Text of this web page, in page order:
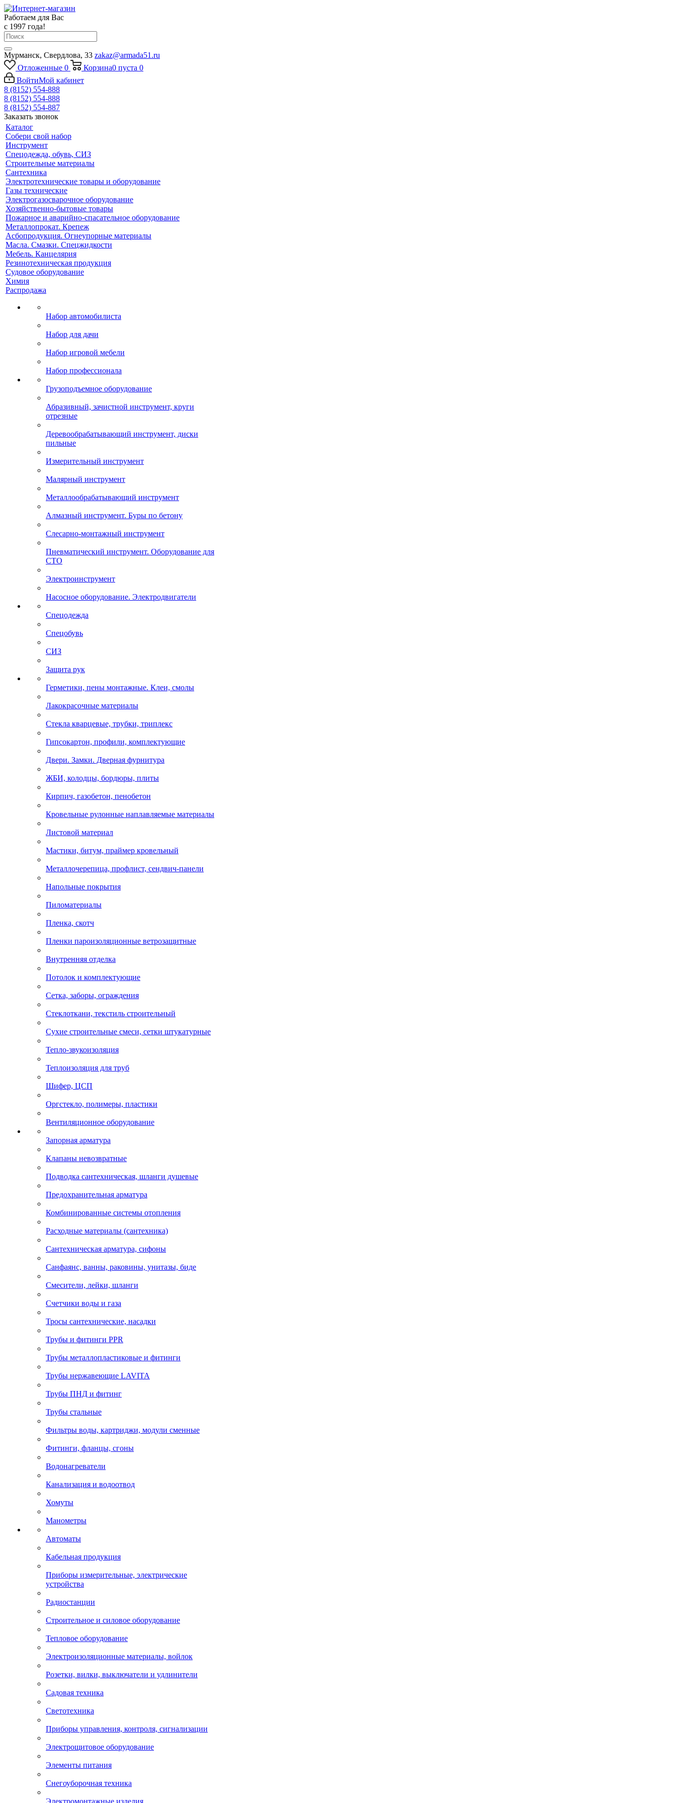
Работаем для Вас
с 1997 года!
Мурманск, Свердлова, 33 zakaz@armada51.ru
Отложенные 0 Корзина0 пуста 0
ВойтиМой кабинет
8 (8152) 554-888
8 (8152) 554-888
8 (8152) 554-887
Заказать звонок
Каталог
Собери свой набор
Инструмент
Спецодежда, обувь, СИЗ
Строительные материалы
Сантехника
Электротехнические товары и оборудование
Газы технические
Электрогазосварочное оборудование
Хозяйственно-бытовые товары
Пожарное и аварийно-спасательное оборудование
Металлопрокат. Крепеж
Асбопродукция. Огнеупорные материалы
Масла. Смазки. Спецжидкости
Мебель. Канцелярия
Резинотехническая продукция
Судовое оборудование
Химия
Распродажа
Набор автомобилиста
Набор для дачи
Набор игровой мебели
Набор профессионала
Грузоподъемное оборудование
Абразивный, зачистной инструмент, круги
отрезные
Деревообрабатывающий инструмент, диски
пильные
Измерительный инструмент
Малярный инструмент
Металлообрабатывающий инструмент
Алмазный инструмент. Буры по бетону
Слесарно-монтажный инструмент
Пневматический инструмент. Оборудование для
СТО
Электроинструмент
Насосное оборудование. Электродвигатели
Спецодежда
Спецобувь
СИЗ
Защита рук
Герметики, пены монтажные. Клеи, смолы
Лакокрасочные материалы
Стекла кварцевые, трубки, триплекс
Гипсокартон, профили, комплектующие
Двери. Замки. Дверная фурнитура
ЖБИ, колодцы, бордюры, плиты
Кирпич, газобетон, пенобетон
Кровельные рулонные наплавляемые материалы
Листовой материал
Мастики, битум, праймер кровельный
Металлочерепица, профлист, сендвич-панели
Напольные покрытия
Пиломатериалы
Пленка, скотч
Пленки пароизоляционные ветрозащитные
Внутренняя отделка
Потолок и комплектующие
Сетка, заборы, ограждения
Стеклоткани, текстиль строительный
Сухие строительные смеси, сетки штукатурные
Тепло-звукоизоляция
Теплоизоляция для труб
Шифер, ЦСП
Оргстекло, полимеры, пластики
Вентиляционное оборудование
Запорная арматура
Клапаны невозвратные
Подводка сантехническая, шланги душевые
Предохранительная арматура
Комбинированные системы отопления
Расходные материалы (сантехника)
Сантехническая арматура, сифоны
Санфаянс, ванны, раковины, унитазы, биде
Смесители, лейки, шланги
Счетчики воды и газа
Тросы сантехнические, насадки
Трубы и фитинги PPR
Трубы металлопластиковые и фитинги
Трубы нержавеющие LAVITA
Трубы ПНД и фитинг
Трубы стальные
Фильтры воды, картриджи, модули сменные
Фитинги, фланцы, сгоны
Водонагреватели
Канализация и водоотвод
Хомуты
Манометры
Автоматы
Кабельная продукция
Приборы измерительные, электрические
устройства
Радиостанции
Строительное и силовое оборудование
Тепловое оборудование
Электроизоляционные материалы, войлок
Розетки, вилки, выключатели и удлинители
Садовая техника
Светотехника
Приборы управления, контроля, сигнализации
Электрощитовое оборудование
Элементы питания
Снегоуборочная техника
Электромонтажные изделия